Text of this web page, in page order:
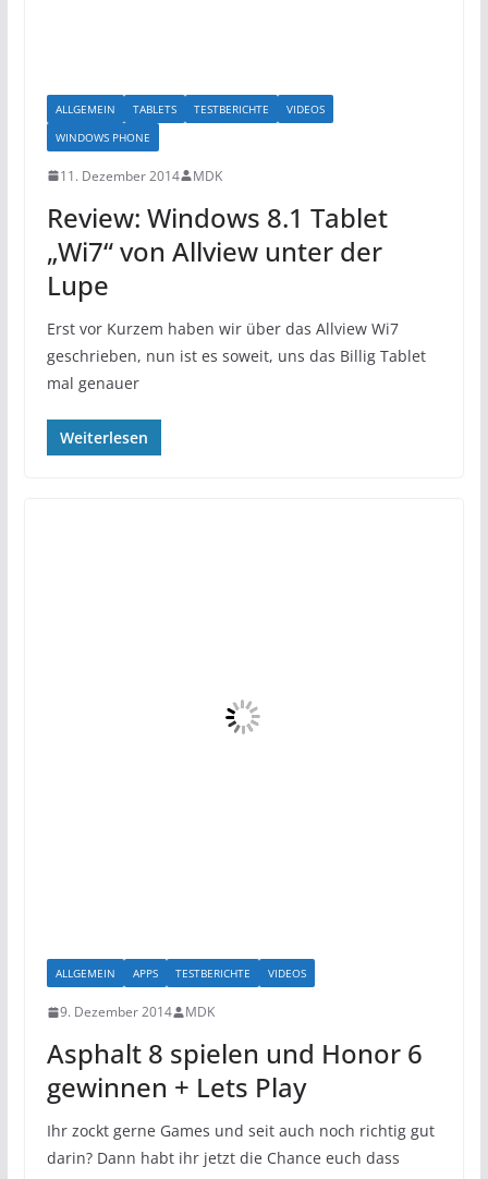
ALLGEMEIN TABLETS TESTBERICHTE
VIDEOS
WINDOWS PHONE
11. Dezember 2014 MDK
Review: Windows 8.1 Tablet
„Wi7“ von Allview unter der
Lupe
Erst vor Kurzem haben wir über das Allview Wi7
geschrieben, nun ist es soweit, uns das Billig Tablet
mal genauer
Weiterlesen
ALLGEMEIN APPS TESTBERICHTE VIDEOS
9. Dezember 2014 MDK
Asphalt 8 spielen und Honor 6
gewinnen + Lets Play
Ihr zockt gerne Games und seit auch noch richtig gut
darin? Dann habt ihr jetzt die Chance euch dass